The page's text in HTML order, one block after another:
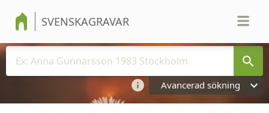
SVENSKAGRAVAR
Avancerad sökning